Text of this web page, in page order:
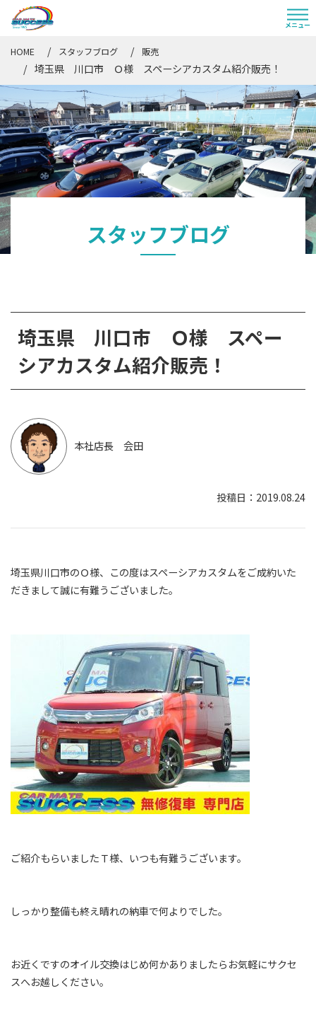
HOME スタッフブログ 販売
埼玉県 川口市 Ｏ様 スペーシアカスタム紹介販売！
スタッフブログ
埼玉県 川口市 Ｏ様 スペー
シアカスタム紹介販売！
本社店長 会田
2019.08.24
埼玉県川口市のＯ様、この度はスペーシアカスタムをご成約いた
だきまして誠に有難うございました。
ご紹介もらいましたＴ様、いつも有難うございます。
しっかり整備も終え晴れの納車で何よりでした。
お近くですのオイル交換はじめ何かありましたらお気軽にサクセ
スへお越しください。